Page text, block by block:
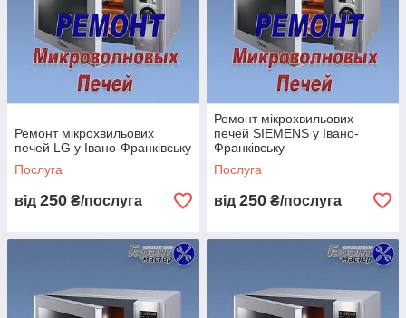
Ремонт мікрохвильових
печей LG у Івано-Франківську
Послуга
від 250 ₴/послуга
Ремонт мікрохвильових
печей SIEMENS у Івано-
Франківську
Послуга
від 250 ₴/послуга